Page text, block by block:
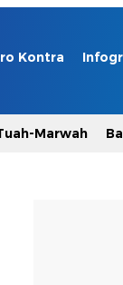
Kontra
Marwah